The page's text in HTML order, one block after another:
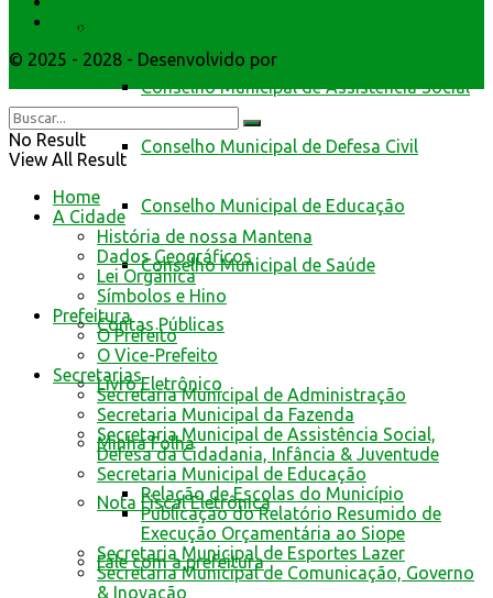
Conselho Municipal de Assistência Social
Conselho Municipal de Defesa Civil
Conselho Municipal de Educação
Conselho Municipal de Saúde
Contas Públicas
Livro Eletrônico
Minha Folha
Nota Fiscal Eletrônica
Fale com a prefeitura
Webmail
© 2025 - 2028 - Desenvolvido por
No Result
View All Result
Home
A Cidade
História de nossa Mantena
Dados Geográficos
Lei Orgânica
Símbolos e Hino
Prefeitura
O Prefeito
O Vice-Prefeito
Secretarias
Secretaria Municipal de Administração
Secretaria Municipal da Fazenda
Secretaria Municipal de Assistência Social,
Defesa da Cidadania, Infância & Juventude
Secretaria Municipal de Educação
Relação de Escolas do Município
Publicação do Relatório Resumido de
Execução Orçamentária ao Siope
Secretaria Municipal de Esportes Lazer
Secretaria Municipal de Comunicação, Governo
& Inovação